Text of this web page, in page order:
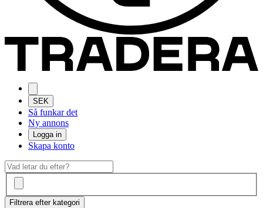
SEK
Så funkar det
Ny annons
Logga in
Skapa konto
Filtrera efter kategori